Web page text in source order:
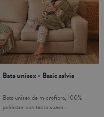
Bata unisex - Basic salvia
Bata unisex de microfibra, 100%
poliéster con tacto suave